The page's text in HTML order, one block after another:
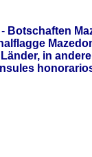
- Botschaften
in